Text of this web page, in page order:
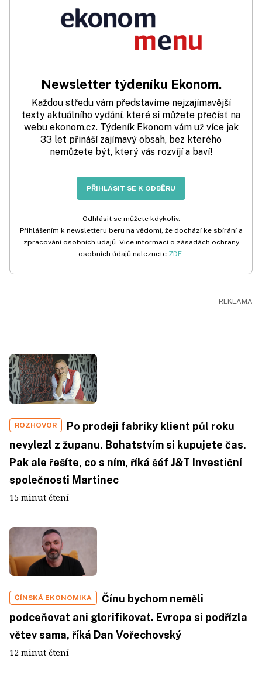
Newsletter týdeníku Ekonom.
Každou středu vám představíme nejzajímavější
texty aktuálního vydání, které si můžete přečíst na
webu ekonom.cz. Týdeník Ekonom vám už více jak
33 let přináší zajímavý obsah, bez kterého
nemůžete být, který vás rozvíjí a baví!
PŘIHLÁSIT SE K ODBĚRU
Odhlásit se můžete kdykoliv.
Přihlášením k newsletteru beru na vědomí, že dochází ke sbírání a
zpracování osobních údajů. Více informací o zásadách ochrany
osobních údajů naleznete ZDE.
ROZHOVOR
Po prodeji fabriky klient půl roku
nevylezl z županu. Bohatstvím si kupujete čas.
Pak ale řešíte, co s ním, říká šéf J&T Investiční
společnosti Martinec
15 minut čtení
ČÍNSKÁ EKONOMIKA
Čínu bychom neměli
podceňovat ani glorifikovat. Evropa si podřízla
větev sama, říká Dan Vořechovský
12 minut čtení